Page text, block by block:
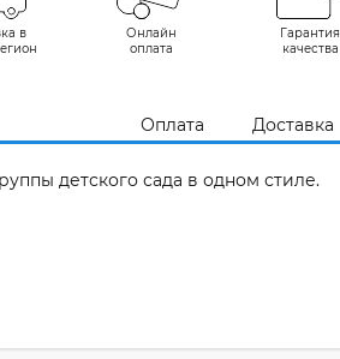
в
Онлайн
оплата
Гарантия
качества
Оплата Доставка
детского сада в одном стиле.